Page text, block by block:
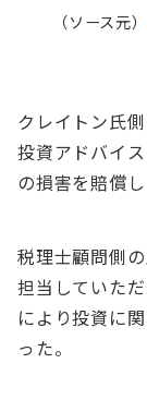
（ソース元）
クレイトン氏
投資アドバイ
の損害を賠償
税理士顧問側
担当していた
により投資に
った。